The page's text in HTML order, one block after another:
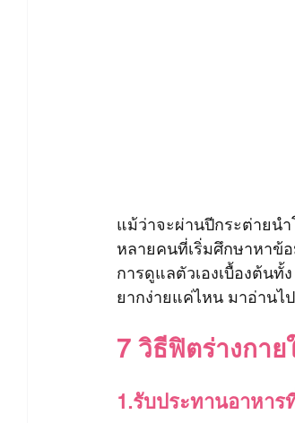
แม้ว่าจะผ่านปีกระต่ายน
หลายคนที่เริ่มศึกษาหาข้
การดูแลตัวเองเบื้องต้น
ยากง่ายแค่ไหน มาอ่านไ
7 วิธีฟิตร่างกา
1.รับประทานอาหา